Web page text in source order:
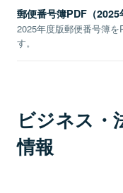
郵便番号簿PDF（2025
2025年度版郵便番号簿
す。
ビジネス・
情報